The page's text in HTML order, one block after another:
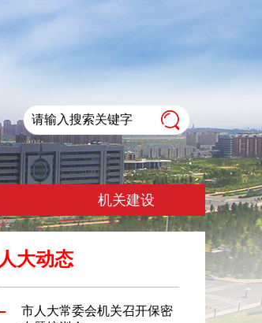
机关建设
人大动态
市人大常委会机关召开保密